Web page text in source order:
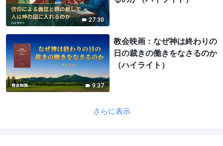
27:30
9:37
教会映画：なぜ神は終わりの
日の裁きの働きをなさるのか
（ハイライト）
さらに表示